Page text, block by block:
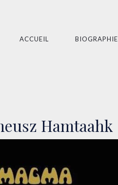
ACCUEIL BIOGRAPHIE
Hamtaahk